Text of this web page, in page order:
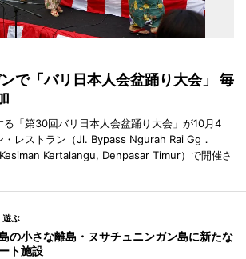
で「バリ日本人会盆踊り大会」 毎
る「第30回バリ日本人会盆踊り大会」が10月4
・レストラン（Jl. Bypass Ngurah Rai Gg．
Kertalangu, Denpasar Timur）で開催さ
遊ぶ
の小さな離島・ヌサチュニンガン島に新たな
ト施設